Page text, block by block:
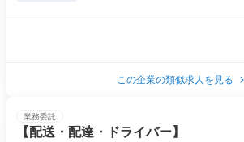
この企業の類似求人を見る
業務委託
【配送・配達・ドライバー】